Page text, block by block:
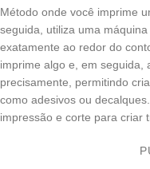
Método onde você imprime
seguida, utiliza uma
exatamente ao redor do
imprime algo e, em seguida,
precisamente, permitindo
como adesivos ou
impressão e corte para criar